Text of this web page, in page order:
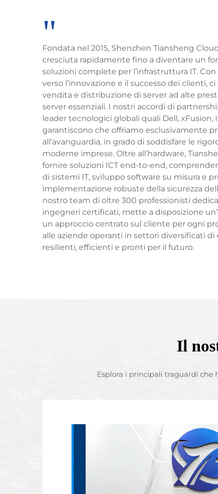
"
Fondata nel 2015, Shenzhen Tiansheng
cresciuta rapidamente fino a diventare un
soluzioni complete per l’infrastruttura IT.
verso l’innovazione e il successo dei clienti,
vendita e distribuzione di server ad alte
server essenziali. I nostri accordi di
leader tecnologici globali quali Dell, xFusion,
garantiscono che offriamo esclusivamente
all’avanguardia, in grado di soddisfare le
moderne imprese. Oltre all’hardware,
fornire soluzioni ICT end-to-end,
di sistemi IT, sviluppo software su misura e
implementazione robuste della sicurezza
nostro team di oltre 300 professionisti
ingegneri certificati, mette a disposizione
un approccio centrato sul cliente per ogni
alle aziende operanti in settori diversificati
resilienti, efficienti e pronti per il futuro.
Il
Esplora i principali traguardi